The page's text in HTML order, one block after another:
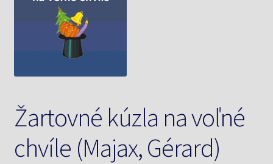
Knižný klub
Žartovné kúzla na voľné
chvíle (Majax, Gérard)